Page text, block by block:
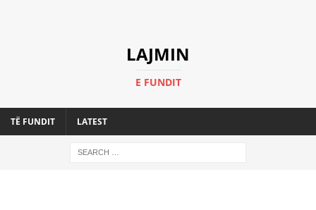
LAJMIN
E FUNDIT
TË FUNDIT LATEST